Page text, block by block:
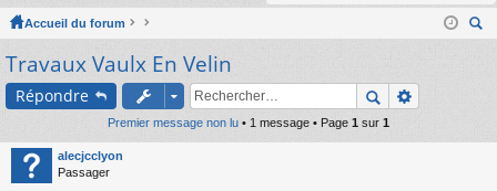
co
ur
ci
s
m
ne cri
Accueil du forum
Travaux Vaulx En Velin
Répondre
Premier message non lu • 1 message • Page 1 sur 1
alecjcclyon
Passager